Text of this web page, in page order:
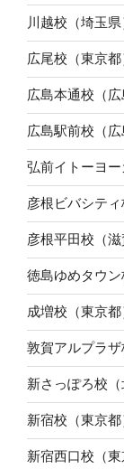
川越校（埼玉県
広尾校（東京都
広島本通校（広
広島駅前校（広
弘前イトーヨー
彦根ビバシティ
彦根平田校（滋
徳島ゆめタウ
成増校（東京都
敦賀アルプラザ
新さっぽろ校（
新宿校（東京都
新宿西口校（東